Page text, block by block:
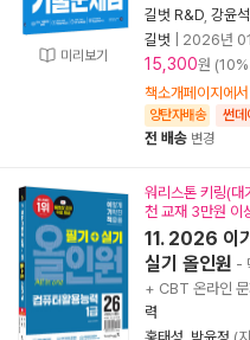
미리보기
길벗 R&D 강윤석
길벗
2026년
15,300원
책소개페이지에
양탄자배송 썬
전 배송 변경
워리스톤 키링(대
천 교재 3만원 이
11. 2026 이
실기 올인원 -
+ CBT 온라인
력